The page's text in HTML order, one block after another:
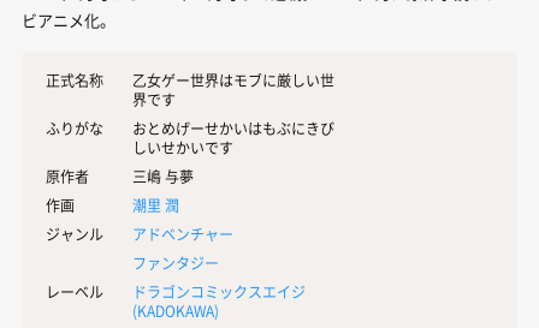
ビアニメ化。
正式名称
乙女ゲー世界はモブに厳しい世
界です
ふりがな
おとめげーせかいはもぶにきび
しいせかいです
原作者
三嶋 与夢
作画
潮里 潤
ジャンル
アドベンチャー
ファンタジー
レーベル
ドラゴンコミックスエイジ
(KADOKAWA)